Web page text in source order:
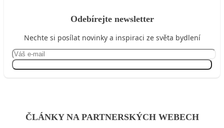
Odebírejte newsletter
Nechte si posílat novinky a inspiraci ze světa bydlení
ČLÁNKY NA PARTNERSKÝCH WEBECH